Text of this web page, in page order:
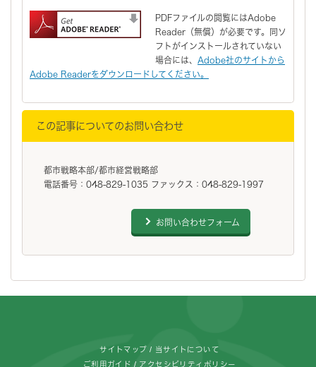
PDFファイルの閲覧にはAdobe
Reader（無償）が必要です。同ソ
フトがインストールされていない
場合には、 Adobe社のサイトから
Adobe Readerをダウンロードしてください。
この記事についてのお問い合わせ
都市戦略本部/都市経営戦略部
電話番号：048-829-1035 ファックス：048-829-1997
お問い合わせフォーム
サイトマップ 当サイトについて
ご利用ガイド アクセシビリティポリシー